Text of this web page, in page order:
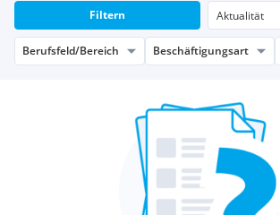
Filtern
Berufsfeld/Bereich Beschäftigungsart